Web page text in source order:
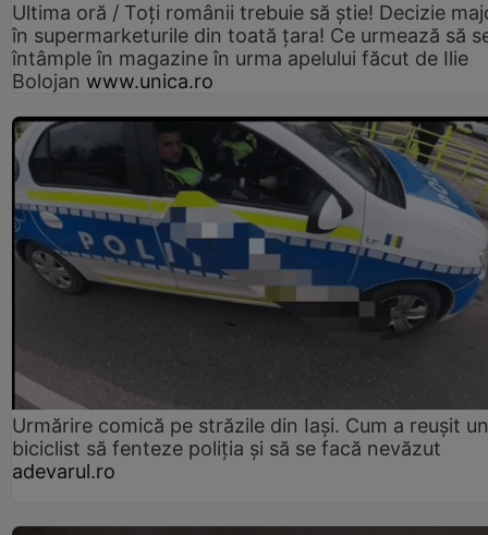
Ultima oră / Toți românii trebuie să știe! Decizie
în supermarketurile din toată țara! Ce urmează să
întâmple în magazine în urma apelului făcut de Ilie
Bolojan www.unica.ro
Urmărire comică pe străzile din Iași. Cum a reușit un
biciclist să fenteze poliția și să se facă nevăzut
adevarul.ro